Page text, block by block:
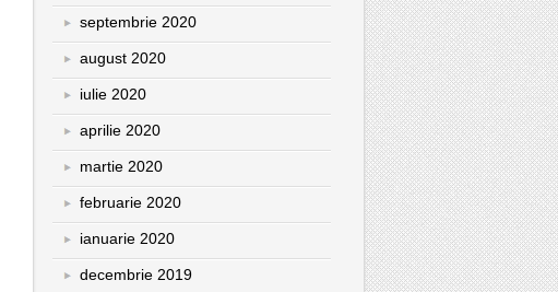
septembrie 2020
august 2020
iulie 2020
aprilie 2020
martie 2020
februarie 2020
ianuarie 2020
decembrie 2019